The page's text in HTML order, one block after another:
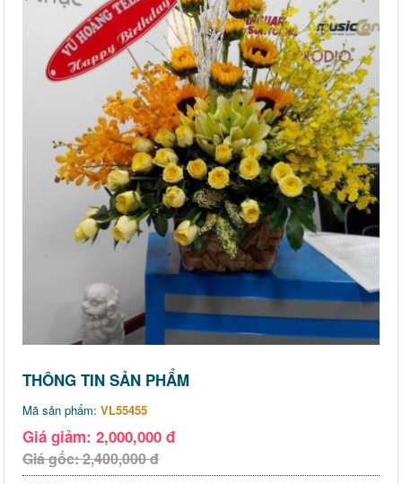
THÔNG TIN SẢN PHẨM
Mã sản phẩm: VL55455
Giá giảm: 2,000,000 đ
Giá gốc: 2,400,000 đ